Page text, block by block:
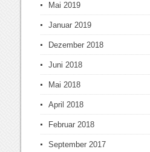
Mai 2019
Januar 2019
Dezember 2018
Juni 2018
Mai 2018
April 2018
Februar 2018
September 2017